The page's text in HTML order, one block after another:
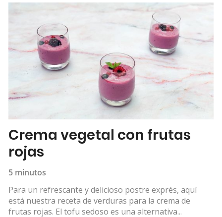
Crema vegetal con frutas
rojas
5 minutos
Para un refrescante y delicioso postre exprés, aquí
está nuestra receta de verduras para la crema de
frutas rojas. El tofu sedoso es una alternativa...